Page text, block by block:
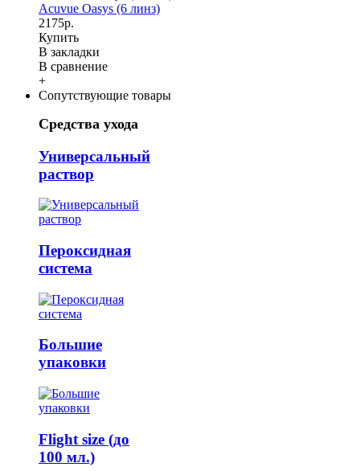
Acuvue Oasys (6 линз)
2175р.
Купить
В закладки
В сравнение
+
Сопутствующие товары
Средства ухода
Универсальный
раствор
Пероксидная
система
Большие
упаковки
Flight size (до
100 мл.)